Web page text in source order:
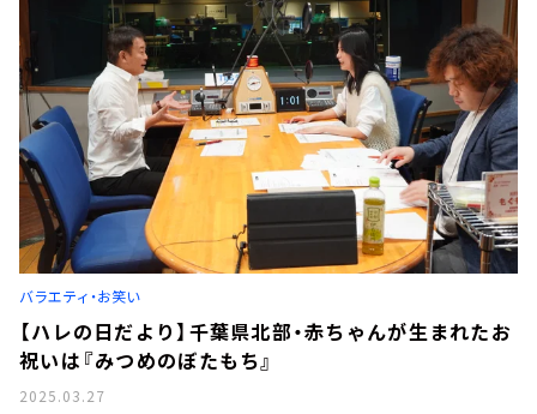
バラエティ・お笑い
【ハレの日だより】千葉県北部・赤ちゃんが生まれたお
祝いは『みつめのぼたもち』
2025.03.27